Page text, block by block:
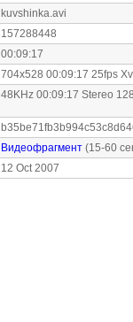
kuvshinka.avi
157288448
00:09:17
704x528 00:09:17 25fps
48KHz 00:09:17 Stereo
Видеофрагмент (15-60
12 Oct 2007